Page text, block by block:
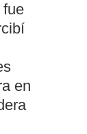
fue
en